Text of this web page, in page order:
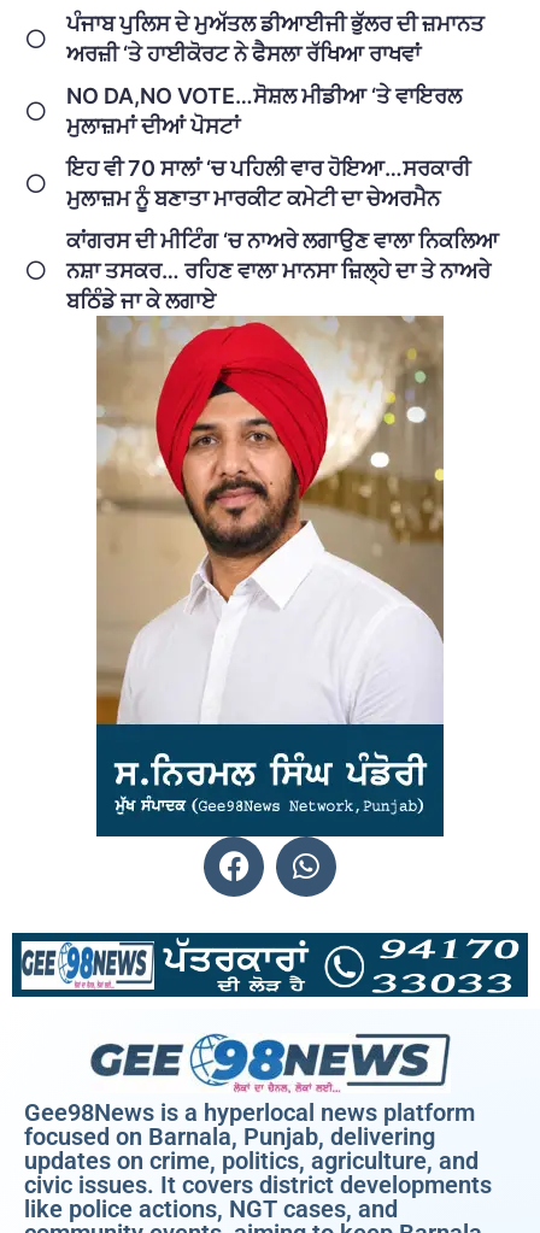
ਪੰਜਾਬ ਪੁਲਿਸ ਦੇ ਮੁਅੱਤਲ ਡੀਆਈਜੀ ਭੁੱਲਰ ਦੀ ਜ਼ਮਾਨਤ
ਅਰਜ਼ੀ ‘ਤੇ ਹਾਈਕੋਰਟ ਨੇ ਫੈਸਲਾ ਰੱਖਿਆ ਰਾਖਵਾਂ
NO DA,NO VOTE…ਸੋਸ਼ਲ ਮੀਡੀਆ ‘ਤੇ ਵਾਇਰਲ
ਮੁਲਾਜ਼ਮਾਂ ਦੀਆਂ ਪੋਸਟਾਂ
ਇਹ ਵੀ 70 ਸਾਲਾਂ ‘ਚ ਪਹਿਲੀ ਵਾਰ ਹੋਇਆ…ਸਰਕਾਰੀ
ਮੁਲਾਜ਼ਮ ਨੂੰ ਬਣਾਤਾ ਮਾਰਕੀਟ ਕਮੇਟੀ ਦਾ ਚੇਅਰਮੈਨ
ਕਾਂਗਰਸ ਦੀ ਮੀਟਿੰਗ ‘ਚ ਨਾਅਰੇ ਲਗਾਉਣ ਵਾਲਾ ਨਿਕਲਿਆ
ਨਸ਼ਾ ਤਸਕਰ… ਰਹਿਣ ਵਾਲਾ ਮਾਨਸਾ ਜ਼ਿਲ੍ਹੇ ਦਾ ਤੇ ਨਾਅਰੇ
ਬਠਿੰਡੇ ਜਾ ਕੇ ਲਗਾਏ
Gee98News is a hyperlocal news platform
focused on Barnala, Punjab, delivering
updates on crime, politics, agriculture, and
civic issues. It covers district developments
like police actions, NGT cases, and